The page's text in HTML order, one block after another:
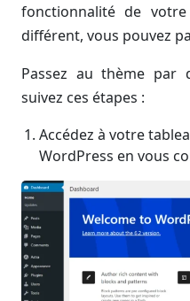
fonctionnalité de
différent, vous pouvez
Passez au thème par
suivez ces étapes :
Accédez à votre
WordPress en vous